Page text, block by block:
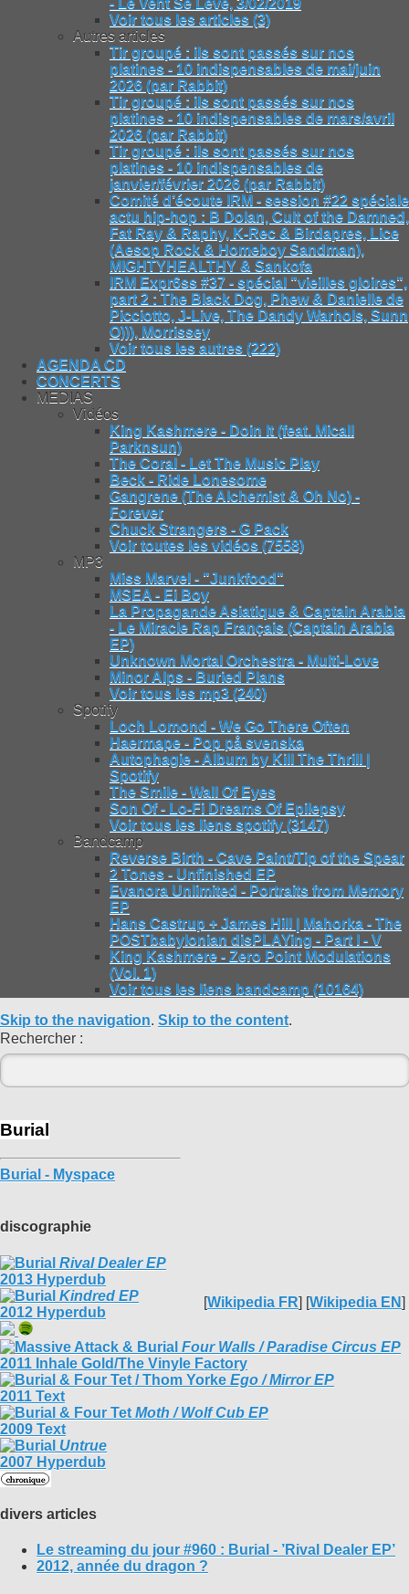
- Le Vent Se Lève, 3/02/2019
Voir tous les articles (3)
Autres articles
Tir groupé : ils sont passés sur nos
platines - 10 indispensables de mai/juin
2026 (par Rabbit)
Tir groupé : ils sont passés sur nos
platines - 10 indispensables de mars/avril
2026 (par Rabbit)
Tir groupé : ils sont passés sur nos
platines - 10 indispensables de
janvier/février 2026 (par Rabbit)
Comité d’écoute IRM - session #22 spéciale
actu hip-hop : B Dolan, Cult of the Damned,
Fat Ray & Raphy, K-Rec & Birdapres, Lice
(Aesop Rock & Homeboy Sandman),
MIGHTYHEALTHY & Sankofa
IRM Expr6ss #37 - spécial "vieilles gloires",
part 2 : The Black Dog, Phew & Danielle de
Picciotto, J-Live, The Dandy Warhols, Sunn
O))), Morrissey
Voir tous les autres (222)
AGENDA CD
CONCERTS
MEDIAS
Vidéos
King Kashmere - Doin It (feat. Micall
Parknsun)
The Coral - Let The Music Play
Beck - Ride Lonesome
Gangrene (The Alchemist & Oh No) -
Forever
Chuck Strangers - G Pack
Voir toutes les vidéos (7558)
MP3
Miss Marvel - "Junkfood"
MSEA - Ei Boy
La Propagande Asiatique & Captain Arabia
- Le Miracle Rap Français (Captain Arabia
EP)
Unknown Mortal Orchestra - Multi-Love
Minor Alps - Buried Plans
Voir tous les mp3 (240)
Spotify
Loch Lomond - We Go There Often
Haermape - Pop på svenska
Autophagie - Album by Kill The Thrill |
Spotify
The Smile - Wall Of Eyes
Son Of - Lo-Fi Dreams Of Epilepsy
Voir tous les liens spotify (3147)
Bandcamp
Reverse Birth - Cave Paint/Tip of the Spear
2 Tones - Unfinished EP
Evanora Unlimited - Portraits from Memory
EP
Hans Castrup + James Hill | Mahorka - The
POSTbabylonian disPLAYing - Part I - V
King Kashmere - Zero Point Modulations
(Vol. 1)
Voir tous les liens bandcamp (10164)
Skip to the navigation. Skip to the content.
Rechercher :
Burial
[Wikipedia FR] [Wikipedia EN]
Burial - Myspace
discographie
Rival Dealer EP
2013 Hyperdub
Kindred EP
2012 Hyperdub
Four Walls / Paradise Circus EP
2011 Inhale Gold/The Vinyle Factory
Ego / Mirror EP
2011 Text
Moth / Wolf Cub EP
2009 Text
Untrue
2007 Hyperdub
divers articles
Le streaming du jour #960 : Burial - ’Rival Dealer EP’
2012, année du dragon ?